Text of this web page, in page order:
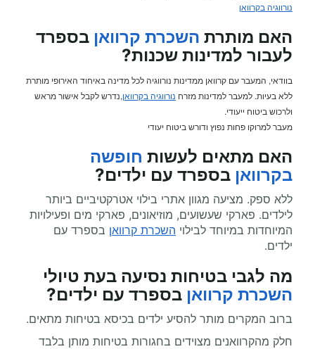
נורווגיה בקרוואן
האם מותרת השכרת קרוואן בספרד
לעבור למדינות שכנות?
בוודאי, המעבר עם קרוואן ממדינות נורווגיה לכל מדינה באיחוד האירופי מותרת
ללא בעיות. למעבר למדינות מזרח נורווגיה בקרוואן,נדרש לקבל אישור מראש
ולרכוש ביטוח ייעודי.
מעבר למרוקו פחות נפוץ ודורש ביטוח יעודי
האם מתאים לעשות חופשה
בקרוואן בספרד עם ילדים?
ללא ספק. מציעה מגוון אתרי בילוי אטרקטיביים ביותר
לילדים. פארקי שעשועים, מוזיאונים, פארקי מים ופעילויות
המיוחדות במיוחד לבילוי השכרת קרוואן בספרד עם
ילדים.
מה לגבי בטיחות נסיעה בעת טיולי
השכרת קרוואן בספרד עם ילדים?
ברוב המקרים מותר להסיע ילדים בכיסא בטיחות מתאים.
חלק מהקרוואנים מצוידים בחגורות בטיחות מותן בלבד